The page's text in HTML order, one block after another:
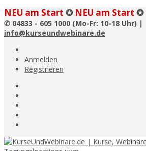
NEU am Start ✪ NEU am Start ✪
✆ 04833 - 605 1000 (Mo-Fr: 10-18 Uhr) |
info@kurseundwebinare.de
Anmelden
Registrieren